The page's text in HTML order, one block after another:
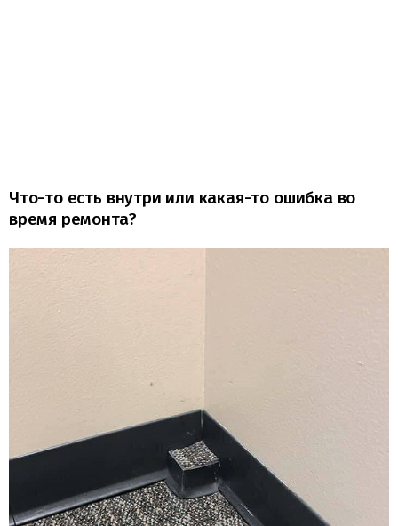
Что-то есть внутри или какая-то ошибка во
время ремонта?